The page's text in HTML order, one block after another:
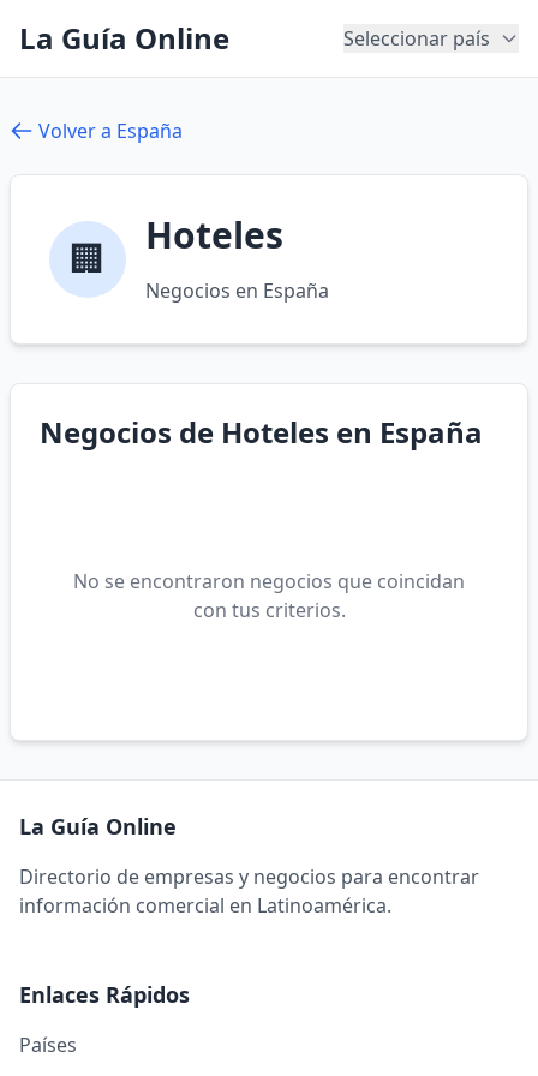
La Guía Online Seleccionar país
Volver a España
🏢 Hoteles
Negocios en España
Negocios de Hoteles en España
No se encontraron negocios que coincidan
con tus criterios.
La Guía Online
Directorio de empresas y negocios para encontrar
información comercial en Latinoamérica.
Enlaces Rápidos
Países